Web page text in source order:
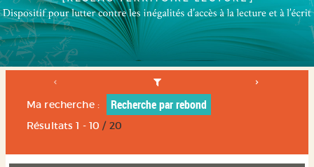
Ma recherche : Recherche par rebond
Résultats1 - 10 / 20